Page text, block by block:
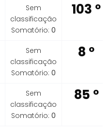
Sem
classificação
Somatório: 0
103 º
Sem
classificação
Somatório: 0
8 º
Sem
classificação
Somatório: 0
85 º